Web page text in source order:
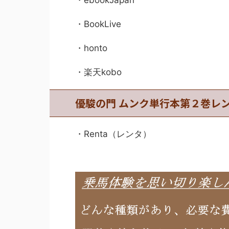
・BookLive
・honto
・楽天kobo
優駿の門 ムンク単行本第２巻レ
・Renta（レンタ）